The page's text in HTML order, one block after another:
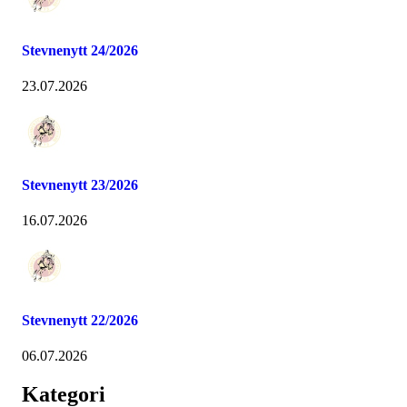
Stevnenytt 24/2026
23.07.2026
Stevnenytt 23/2026
16.07.2026
Stevnenytt 22/2026
06.07.2026
Kategori